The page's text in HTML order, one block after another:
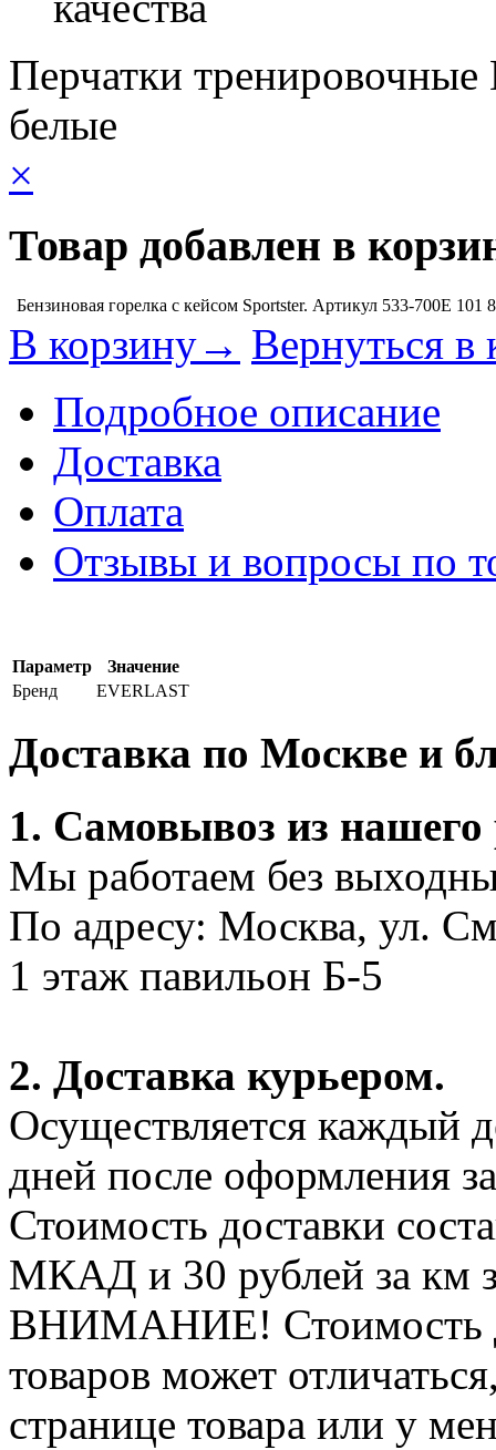
Перчатки
белые
×
Товар добавлен в
Бензиновая горелка с кейсом Sportster. Артикул 533-700E 101
В корзину→ Вернуться в
Подробное описание
Доставка
Оплата
Отзывы и вопросы по
Параметр
Значение
Бренд
EVERLAST
Доставка по Москве и
1. Самовывоз из нашего
Мы работаем без
По адресу: Москва, ул.
1 этаж павильон Б-5
2. Доставка курьером.
Осуществляется каждый
дней после оформления
Стоимость доставки
МКАД и 30 рублей за км
ВНИМАНИЕ! Стоимость
товаров может
странице товара или у